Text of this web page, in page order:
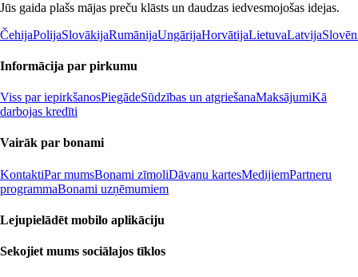
Jūs gaida plašs mājas preču klāsts un daudzas iedvesmojošas idejas.
ČehijaPolijaSlovākijaRumānijaUngārijaHorvātijaLietuvaLatvija
Informācija par pirkumu
Viss par iepirkšanosPiegādeSūdzības un atgriešanaMaksājumiKā
darbojas kredīti
Vairāk par bonami
KontaktiPar mumsBonami zīmoliDāvanu kartesMedijiemPartneru
programmaBonami uzņēmumiem
Lejupielādēt mobilo aplikāciju
Sekojiet mums sociālajos tīklos